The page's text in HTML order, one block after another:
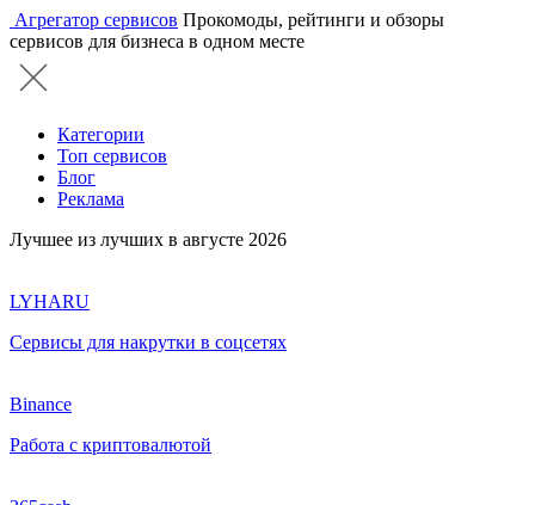
Агрегатор сервисов Прокомоды, рейтинги и обзоры
сервисов для бизнеса в одном месте
Категории
Топ сервисов
Блог
Реклама
Лучшее из лучших в августе 2026
LYHARU
Сервисы для накрутки в соцсетях
Binance
Работа с криптовалютой